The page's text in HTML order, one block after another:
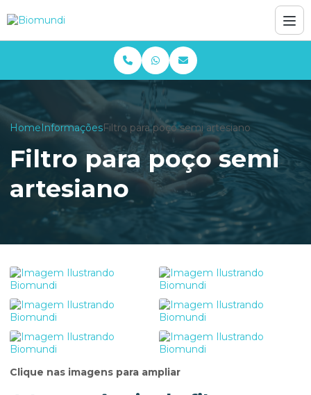
HomeInformaçõesFiltro para poço semi artesiano
Filtro para poço semi
artesiano
Clique nas imagens para ampliar